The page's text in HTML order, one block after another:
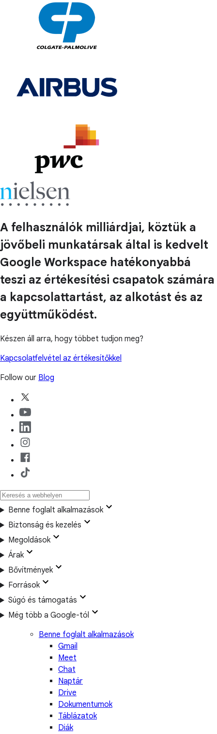
A felhasználók milliárdjai, köztük a
jövőbeli munkatársak által is kedvelt
Google Workspace hatékonyabbá
teszi az értékesítési csapatok számára
a kapcsolattartást, az alkotást és az
együttműködést.
Készen áll arra, hogy többet tudjon meg?
Kapcsolatfelvétel az értékesítőkkel
Follow our Blog
Benne foglalt alkalmazások
Biztonság és kezelés
Megoldások
Árak
Bővítmények
Források
Súgó és támogatás
Még több a Google-tól
Benne foglalt alkalmazások
Gmail
Meet
Chat
Naptár
Drive
Dokumentumok
Táblázatok
Diák